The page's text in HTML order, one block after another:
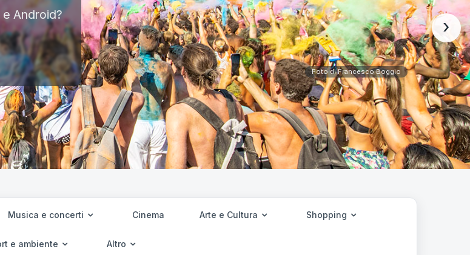
Android?
Foto di Francesco Boggio
›
Musica e concerti Cinema Arte e Cultura Shopping
e ambiente Altro